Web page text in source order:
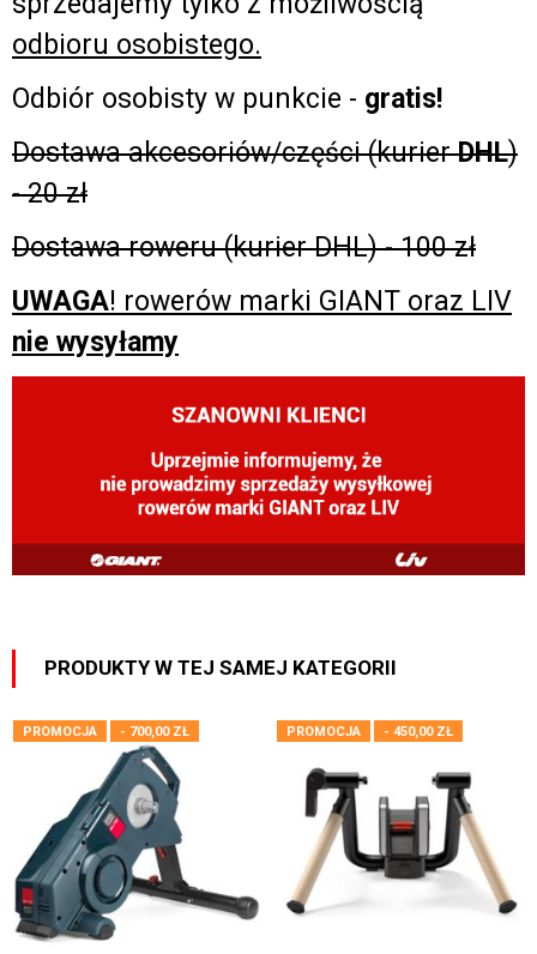
odbioru osobistego.
Odbiór osobisty w punkcie - gratis!
Dostawa akcesoriów/części (kurierDHL)
- 20 zł
Dostawa roweru (kurier DHL) - 100 zł
UWAGA! rowerów marki GIANT oraz LIV
nie wysyłamy
PRODUKTY W TEJ SAMEJ KATEGORII
PROMOCJA - 700,00 ZŁ PROMOCJA - 450,00 ZŁ